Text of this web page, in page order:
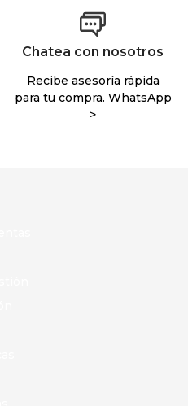
Chatea con nosotros
Recibe asesoría rápida
para tu compra. WhatsApp
>